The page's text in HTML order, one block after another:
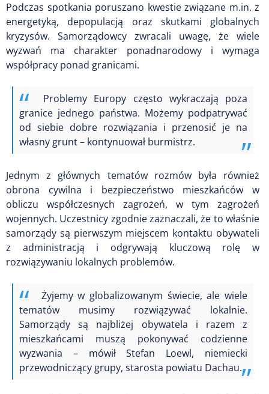
Podczas spotkania poruszano kwestie związane m.in. z
energetyką, depopulacją oraz skutkami globalnych
kryzysów. Samorządowcy zwracali uwagę, że wiele
wyzwań ma charakter ponadnarodowy i wymaga
współpracy ponad granicami.
Problemy Europy często wykraczają poza
granice jednego państwa. Możemy podpatrywać
od siebie dobre rozwiązania i przenosić je na
własny grunt – kontynuował burmistrz.
Jednym z głównych tematów rozmów była również
obrona cywilna i bezpieczeństwo mieszkańców w
obliczu współczesnych zagrożeń, w tym zagrożeń
wojennych. Uczestnicy zgodnie zaznaczali, że to właśnie
samorządy są pierwszym miejscem kontaktu obywateli
z administracją i odgrywają kluczową rolę w
rozwiązywaniu lokalnych problemów.
Żyjemy w globalizowanym świecie, ale wiele
tematów musimy rozwiązywać lokalnie.
Samorządy są najbliżej obywatela i razem z
mieszkańcami muszą pokonywać codzienne
wyzwania – mówił Stefan Loewl, niemiecki
przewodniczący grupy, starosta powiatu Dachau.